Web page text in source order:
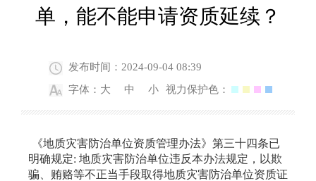
单，能不能申请资质延续？
发布时间：2024-09-04 08:39
字体： 大 中 小 视力保护色：
《地质灾害防治单位资质管理办法》第三十四条已
明确规定: 地质灾害防治单位违反本办法规定，以欺
骗、贿赂等不正当手段取得地质灾害防治单位资质证